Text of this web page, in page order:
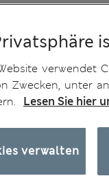
verwendet
Zwecken, unter
Lesen Sie hier
verwalten